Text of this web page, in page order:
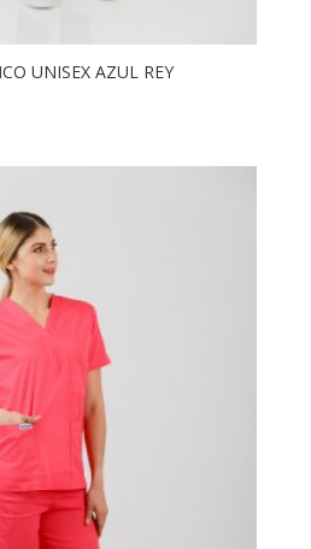
UNISEX AZUL REY